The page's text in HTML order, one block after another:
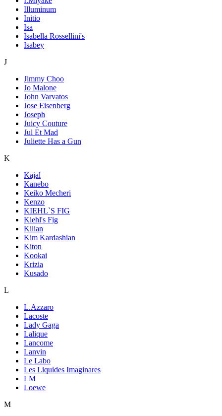
Illuminum
Initio
Isa
Isabella Rossellini's
Isabey
J
Jimmy Choo
Jo Malone
John Varvatos
Jose Eisenberg
Joseph
Juicy Couture
Jul Et Mad
Juliette Has a Gun
K
Kajal
Kanebo
Keiko Mecheri
Kenzo
KIEHL`S FIG
Kiehl's Fig
Kilian
Kim Kardashian
Kiton
Kookai
Krizia
Kusado
L
L.Azzaro
Lacoste
Lady Gaga
Lalique
Lancome
Lanvin
Le Labo
Les Liquides Imaginares
LM
Loewe
M